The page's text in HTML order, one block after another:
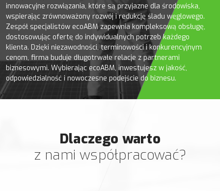
innowacyjne rozwiązania, które są przyjazne dla środowiska,
wspierając zrównoważony rozwój i redukcję śladu węglowego.
Zespół specjalistów ecoABM zapewnia kompleksową obsługę,
dostosowując ofertę do indywidualnych potrzeb każdego
klienta. Dzięki niezawodności, terminowości i konkurencyjnym
cenom, firma buduje długotrwałe relacje z partnerami
biznesowymi. Wybierając ecoABM, inwestujesz w jakość,
odpowiedzialność i nowoczesne podejście do biznesu.
Dlaczego warto
z nami współpracować?